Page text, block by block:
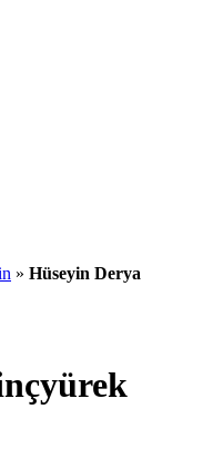
» Hüseyin Derya